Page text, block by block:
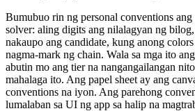
Bumubuo rin ng personal conventions ang
solver: aling digits ang nilalagyan ng
nakaupo ang candidate, kung anong
nagma-mark ng chain. Wala sa mga ito
abutin mo ang tier na nangangailangan
mahalaga ito. Ang papel sheet ay ang
conventions na iyon. Ang parehong
lumalaban sa UI ng app sa halip na